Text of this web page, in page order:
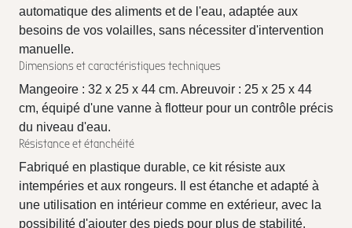
automatique des aliments et de l'eau, adaptée aux
besoins de vos volailles, sans nécessiter d'intervention
manuelle.
Dimensions et caractéristiques techniques
Mangeoire : 32 x 25 x 44 cm. Abreuvoir : 25 x 25 x 44
cm, équipé d'une vanne à flotteur pour un contrôle précis
du niveau d'eau.
Résistance et étanchéité
Fabriqué en plastique durable, ce kit résiste aux
intempéries et aux rongeurs. Il est étanche et adapté à
une utilisation en intérieur comme en extérieur, avec la
possibilité d'ajouter des pieds pour plus de stabilité.